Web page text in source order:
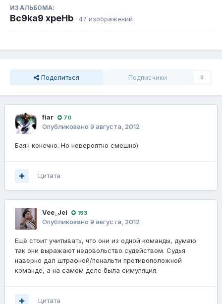
ИЗ АЛЬБОМА:
Bc9ka9 xpeHb · 47 изображений
Поделиться Подписчики 0
fiаr 70
Опубликовано 9 августа, 2012
Баян конечно. Но невероятно смешно)
Цитата
Vee_Jei 193
Опубликовано 9 августа, 2012
Ещё стоит учитывать, что они из одной команды, думаю
так они выражают недовольство судейством. Судья
наверно дал штрафной/пенальти противоположной
команде, а на самом деле была симуляция.
Цитата